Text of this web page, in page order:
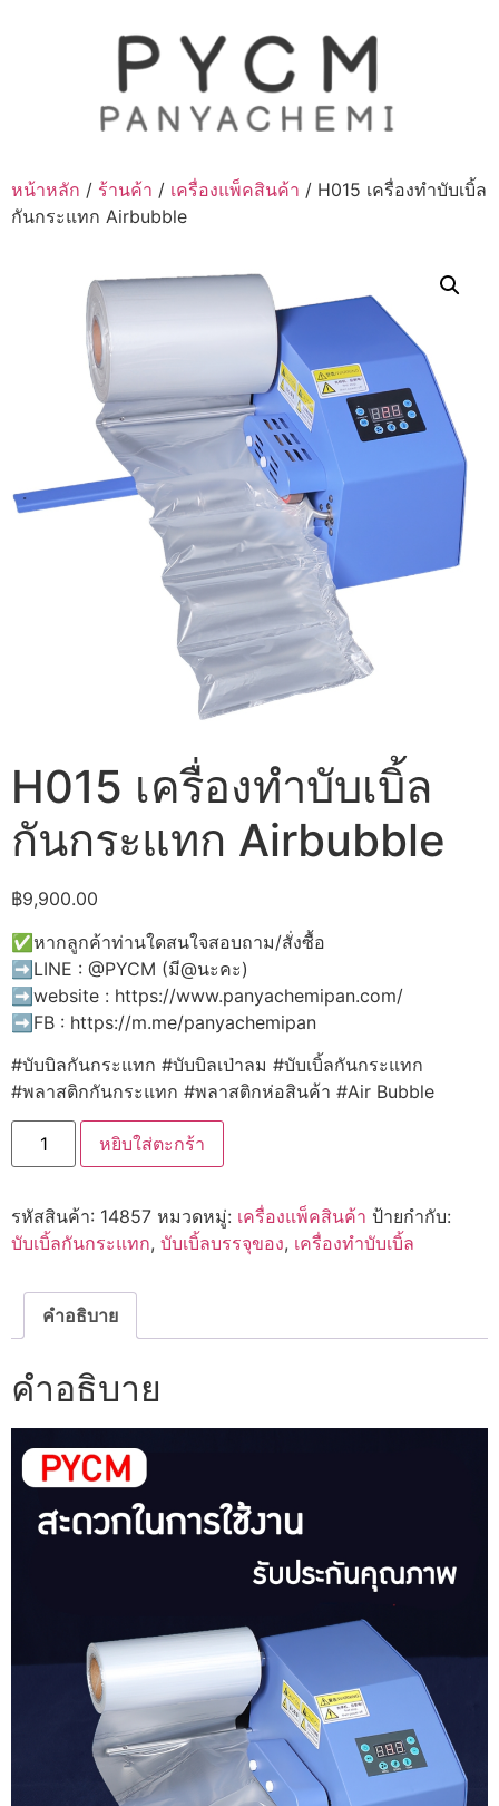
หน้าหลัก / ร้านค้า / เครื่องแพ็คสินค้า / H015 เครื่องทำบับเบิ้ล
กันกระแทก Airbubble
H015 เครื่องทำบับเบิ้ล
กันกระแทก Airbubble
฿9,900.00
✅หากลูกค้าท่านใดสนใจสอบถาม/สั่งซื้อ
➡️LINE : @PYCM (มี@นะคะ)
➡️website : https://www.panyachemipan.com/
➡️FB : https://m.me/panyachemipan
#บับบิลกันกระแทก #บับบิลเป่าลม #บับเบิ้ลกันกระแทก
#พลาสติกกันกระแทก #พลาสติกห่อสินค้า #Air Bubble
จำนวน
H015
เครื่อง
กัน
กระแทก
Airbubble
หยิบใส่ตะกร้า
รหัสสินค้า: 14857 หมวดหมู่: เครื่องแพ็คสินค้า ป้ายกำกับ:
บับเบิ้ลกันกระแทก, บับเบิ้ลบรรจุของ, เครื่องทำบับเบิ้ล
คำอธิบาย
คำอธิบาย